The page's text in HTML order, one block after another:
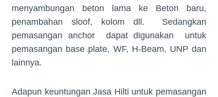
menyambungan beton lama ke Beton baru,
penambahan sloof, kolom dll.
Sedangkan
pemasangan anchor
dapat digunakan
untuk
pemasangan base plate, WF, H-Beam, UNP dan
lainnya.
Adapun keuntungan Jasa Hilti untuk pemasangan